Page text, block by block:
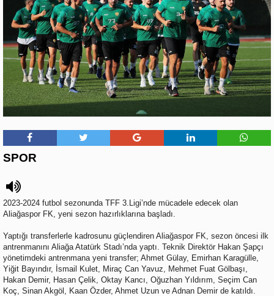
SPOR
2023-2024 futbol sezonunda TFF 3.Ligi’nde mücadele edecek olan
Aliağaspor FK, yeni sezon hazırlıklarına başladı.
Yaptığı transferlerle kadrosunu güçlendiren Aliağaspor FK, sezon öncesi ilk
antrenmanını Aliağa Atatürk Stadı’nda yaptı. Teknik Direktör Hakan Şapçı
yönetimdeki antrenmana yeni transfer; Ahmet Gülay, Emirhan Karagülle,
Yiğit Bayındır, İsmail Kulet, Miraç Can Yavuz, Mehmet Fuat Gölbaşı,
Hakan Demir, Hasan Çelik, Oktay Kancı, Oğuzhan Yıldırım, Seçim Can
Koç, Sinan Akgöl, Kaan Özder, Ahmet Uzun ve Adnan Demir de katıldı.